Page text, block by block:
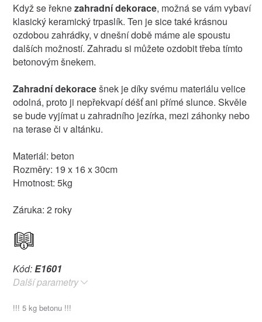
Když se řeknezahradní dekorace, možná se vám vybaví
klasický keramický trpaslík. Ten je sice také krásnou
ozdobou zahrádky, v dnešní době máme ale spoustu
dalších možností. Zahradu si můžete ozdobit třeba tímto
betonovým šnekem.
Zahradní dekoracešnek je díky svému materiálu velice
odolná, proto ji nepřekvapí déšť ani přímé slunce. Skvěle
se bude vyjímat u zahradního jezírka, mezi záhonky nebo
na terase či v altánku.
Materiál: beton
Rozměry: 19 x 16 x 30cm
Hmotnost: 5kg
Záruka: 2 roky
Kód:E1601
Další parametry
!!! 5 kg betonu !!!